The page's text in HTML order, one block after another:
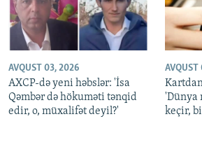
AVQUST 03, 2026
AXCP-də yeni həbslər: 'İsa
Qəmbər də hökuməti tənqid
edir, o, müxalifət deyil?'
'Dünya
keçir,